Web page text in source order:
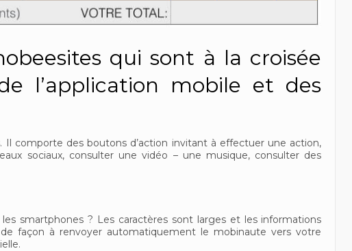
qui sont à la croisée
l’application mobile et des
comporte des boutons d’action invitant à effectuer une action,
sociaux, consulter une vidéo – une musique, consulter des
smartphones ? Les caractères sont larges et les informations
façon à renvoyer automatiquement le mobinaute vers votre